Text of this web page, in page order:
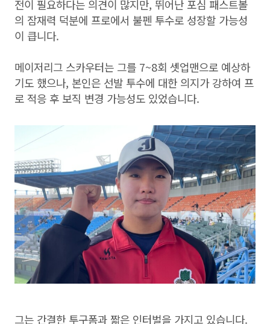
전이 필요하다는 의견이 많지만, 뛰어난 포심 패스트볼
의 잠재력 덕분에 프로에서 불펜 투수로 성장할 가능성
이 큽니다.
메이저리그 스카우터는 그를 7~8회 셋업맨으로 예상하
기도 했으나, 본인은 선발 투수에 대한 의지가 강하여 프
로 적응 후 보직 변경 가능성도 있었습니다.
그는 간결한 투구폼과 짧은 인터벌을 가지고 있습니다.